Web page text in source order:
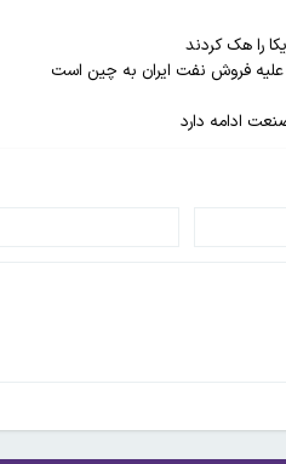
علیه فروش نفت ایران به چین است
ادامه دارد